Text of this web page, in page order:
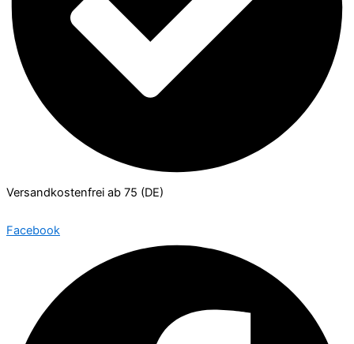
Versandkostenfrei ab 75 (DE)
Facebook